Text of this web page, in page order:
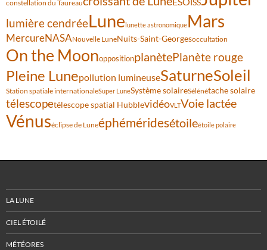
constellation du Taureau ISS
lumière cendréeLune lunette astronomiqueMars
MercureNASANouvelle LuneNuits-Saint-Georgesoccultation
On the MoonoppositionplanètePlanète rouge
Pleine Lunepollution lumineuseSaturneSoleil
Station spatiale internationaleSuper LuneSystème solaireSélénétache solaire
télescopetélescope spatial HubblevidéoVLTVoie lactée
Vénuséclipse de Luneéphéméridesétoileétoile polaire
LA LUNE
CIEL ÉTOILÉ
MÉTÉORES